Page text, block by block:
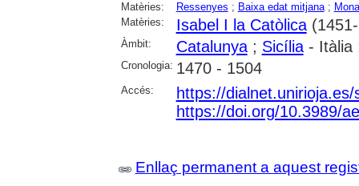
Matèries: Ressenyes ; Baixa edat mitjana;
Matèries:
Isabel I la Catòlica
Àmbit: Catalunya; Sicília- Itàlia
Cronologia: 1470 - 1504
Accés:
https://
https://doi.org/10.3989/
Enllaç permanent a aquest